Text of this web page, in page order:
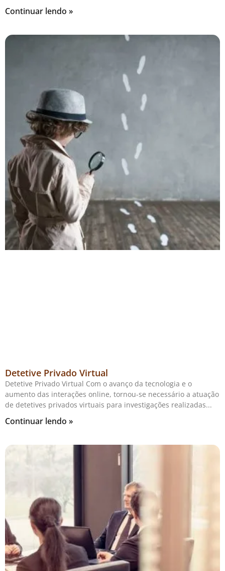
Continuar lendo »
Detetive Privado Virtual
Detetive Privado Virtual Com o avanço da tecnologia e o
aumento das interações online, tornou-se necessário a atuação
de detetives privados virtuais para investigações realizadas
Continuar lendo »